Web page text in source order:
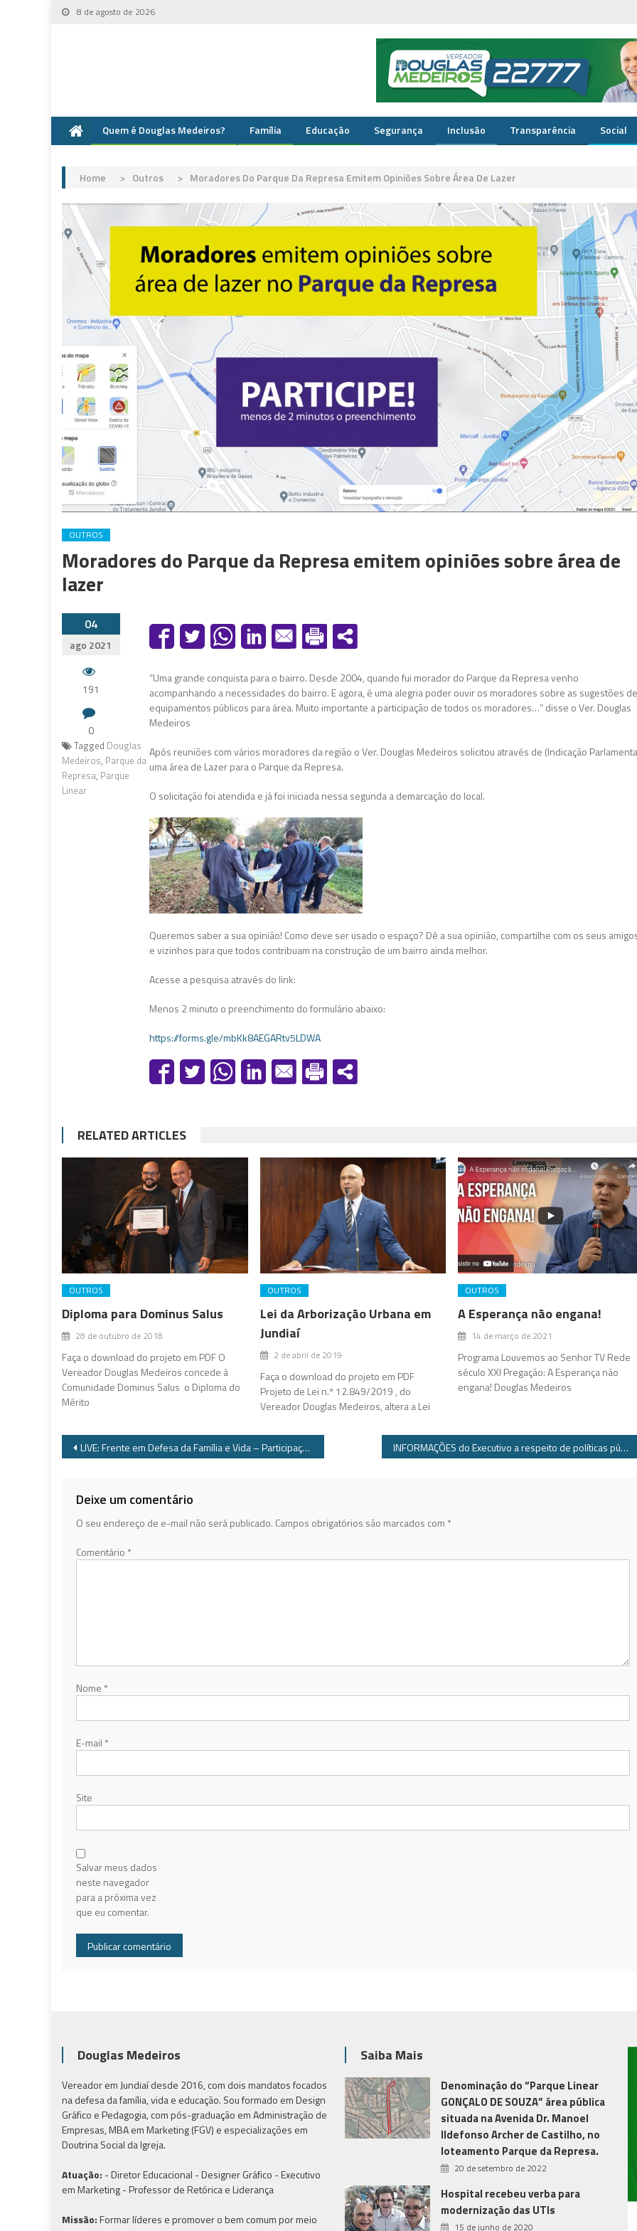
Skip 8 de agosto de 2026
Quem é Douglas Medeiros? Família Educação Segurança Inclusão Transparência Social
Home > Outros > Moradores Do Parque Da Represa Emitem Opiniões Sobre Área De Lazer
OUTROS
Moradores do Parque da Represa emitem opiniões sobre área de
lazer
04
ago 2021
191
0
“Uma grande conquista para o bairro. Desde 2004, quando fui morador do Parque da Represa venho
acompanhando a necessidades do bairro. E agora, é uma alegria poder ouvir os moradores sobre as sugestões de
equipamentos públicos para área. Muito importante a participação de todos os moradores…” disse o Ver. Douglas
Medeiros
Após reuniões com vários moradores da região o Ver. Douglas Medeiros solicitou através de (Indicação
uma área de Lazer para o Parque da Represa.
O solicitação foi atendida e já foi iniciada nessa segunda a demarcação do local.
Queremos saber a sua opinião! Como deve ser usado o espaço? Dê a sua opinião, compartilhe com os seus
e vizinhos para que todos contribuam na construção de um bairro ainda melhor.
Acesse a pesquisa através do link:
Menos 2 minuto o preenchimento do formulário abaixo:
https://forms.gle/mbKk8AEGARtv5LDWA
Tagged Douglas
Medeiros, Parque da
Represa, Parque
Linear
RELATED ARTICLES
OUTROS
Diploma para Dominus Salus
28 de outubro de 2018
Faça o download do projeto em PDF O
Vereador Douglas Medeiros concede à
Comunidade Dominus Salus o Diploma do
Mérito
OUTROS
Lei da Arborização Urbana em
Jundiaí
2 de abril de 2019
Faça o download do projeto em PDF
Projeto de Lei n.º 12.849/2019 , do
Vereador Douglas Medeiros, altera a Lei
OUTROS
A Esperança não engana!
14 de março de 2021
Programa Louvemos ao Senhor TV Rede
século XXI Pregação: A Esperança não
engana! Douglas Medeiros
Navegação
Post
LIVE: Frente em Defesa da Família e Vida – Participação Especial – Dr. Ives Gandra Martins INFORMAÇÕES do Executivo a respeito de políticas públicas familiares na Assessoria Municipal de Políticas de Direitos Humanos.
Deixe um comentário
O seu endereço de e-mail não será publicado. Campos obrigatórios são marcados com *
Comentário *
Nome *
E-mail *
Site
Salvar meus dados
neste navegador
para a próxima vez
que eu comentar.
Douglas Medeiros
Vereador em Jundiaí desde 2016, com dois mandatos focados
na defesa da família, vida e educação. Sou formado em Design
Gráfico e Pedagogia, com pós-graduação em Administração de
Empresas, MBA em Marketing (FGV) e especializações em
Doutrina Social da Igreja.
Atuação: - Diretor Educacional - Designer Gráfico - Executivo
em Marketing - Professor de Retórica e Liderança
Missão:Formar líderes e promover o bem comum por meio
Saiba Mais
Denominação do “Parque Linear
GONÇALO DE SOUZA” área pública
situada na Avenida Dr. Manoel
Ildefonso Archer de Castilho, no
loteamento Parque da Represa.
20 de setembro de 2022
Hospital recebeu verba para
modernização das UTIs
15 de junho de 2020